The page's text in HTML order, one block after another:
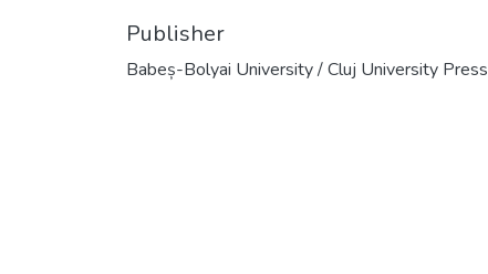
Publisher
Babeș-Bolyai University / Cluj University Press